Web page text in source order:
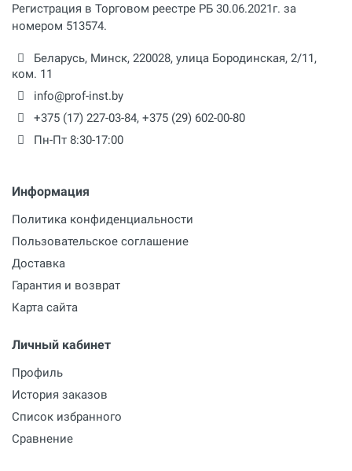
Регистрация в Торговом реестре РБ 30.06.2021г. за
номером 513574.
Беларусь, Минск, 220028, улица Бородинская, 2/11,
ком. 11
info@prof-inst.by
+375 (17) 227-03-84, +375 (29) 602-00-80
Пн-Пт 8:30-17:00
Информация
Политика конфиденциальности
Пользовательское соглашение
Доставка
Гарантия и возврат
Карта сайта
Личный кабинет
Профиль
История заказов
Список избранного
Сравнение